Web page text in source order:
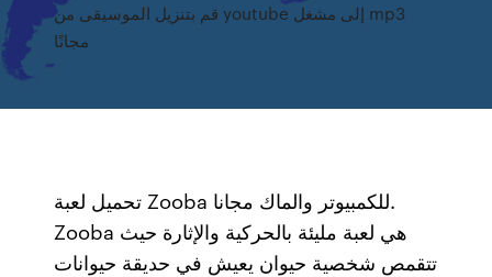
قم بتنزيل الموسيقى من youtube إلى مشغل mp3
مجانًا
تحميل لعبة Zooba للكمبيوتر والماك مجانا.
Zooba هي لعبة مليئة بالحركية والإثارة حيث
تتقمص شخصية حيوان يعيش في حديقة حيوانات